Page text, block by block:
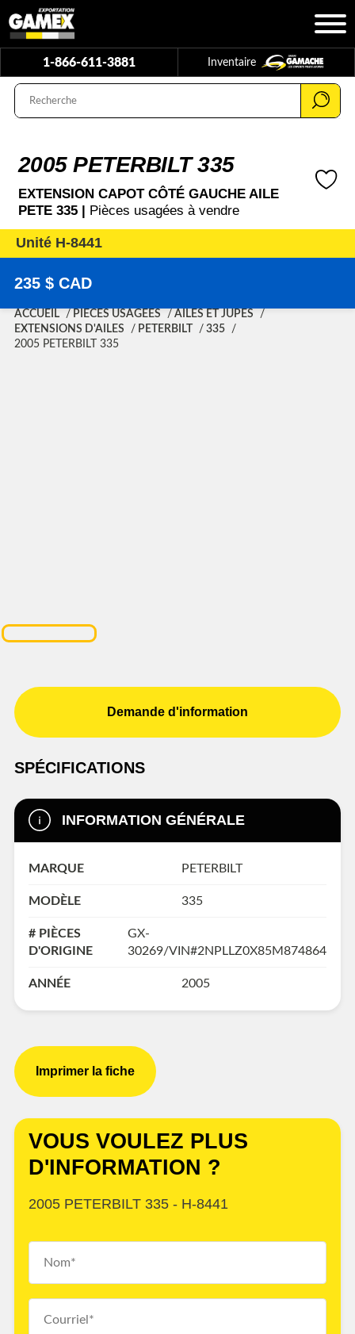
1-866-611-3881 Inventaire
2005 PETERBILT 335
EXTENSION CAPOT CÔTÉ GAUCHE AILE
PETE 335 | Pièces usagées à vendre
Unité H-8441
235 $ CAD
ACCUEIL PIÈCES USAGÉES
AILES ET JUPES
EXTENSIONS D'AILES
PETERBILT
335
2005 PETERBILT 335
Demande d'information
SPÉCIFICATIONS
INFORMATION GÉNÉRALE
MARQUE PETERBILT
MODÈLE 335
# PIÈCES
D'ORIGINE
GX-
30269/VIN#2NPLLZ0X85M874864
ANNÉE 2005
Imprimer la fiche
VOUS VOULEZ PLUS
D'INFORMATION ?
2005 PETERBILT 335 - H-8441